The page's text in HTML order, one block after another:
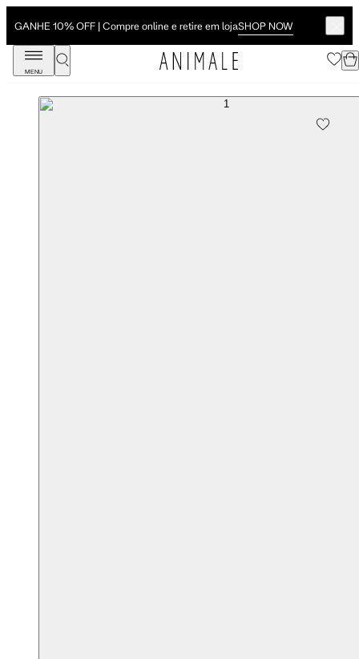
GANHE 10% OFF | Compre online e retire em lojaSHOP NOW
MENU